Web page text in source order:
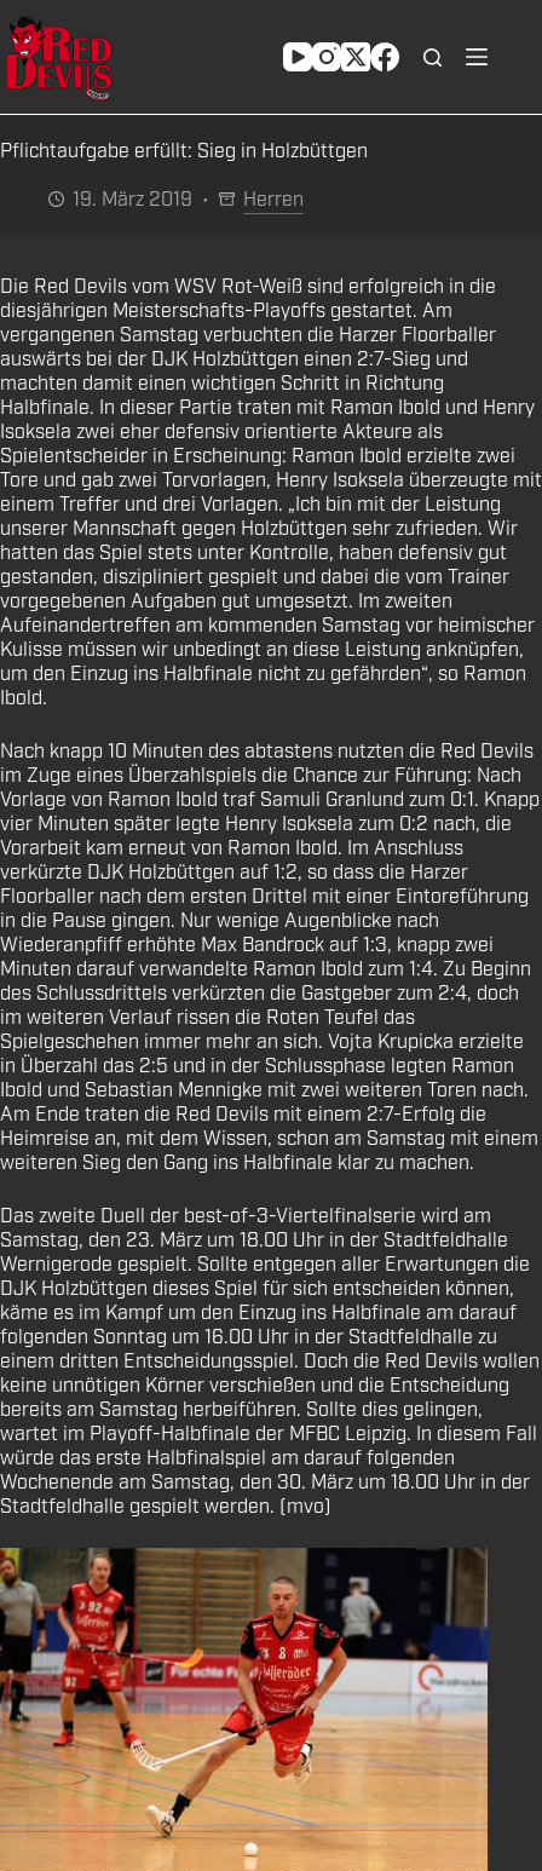
Zum
Inhalt
springen
Pflichtaufgabe erfüllt: Sieg in Holzbüttgen
19. März 2019
Herren
Die Red Devils vom WSV Rot-Weiß sind erfolgreich in die
diesjährigen Meisterschafts-Playoffs gestartet. Am
vergangenen Samstag verbuchten die Harzer Floorballer
auswärts bei der DJK Holzbüttgen einen 2:7-Sieg und
machten damit einen wichtigen Schritt in Richtung
Halbfinale. In dieser Partie traten mit Ramon Ibold und Henry
Isoksela zwei eher defensiv orientierte Akteure als
Spielentscheider in Erscheinung: Ramon Ibold erzielte zwei
Tore und gab zwei Torvorlagen, Henry Isoksela überzeugte mit
einem Treffer und drei Vorlagen. „Ich bin mit der Leistung
unserer Mannschaft gegen Holzbüttgen sehr zufrieden. Wir
hatten das Spiel stets unter Kontrolle, haben defensiv gut
gestanden, diszipliniert gespielt und dabei die vom Trainer
vorgegebenen Aufgaben gut umgesetzt. Im zweiten
Aufeinandertreffen am kommenden Samstag vor heimischer
Kulisse müssen wir unbedingt an diese Leistung anknüpfen,
um den Einzug ins Halbfinale nicht zu gefährden“, so Ramon
Ibold.
Nach knapp 10 Minuten des abtastens nutzten die Red Devils
im Zuge eines Überzahlspiels die Chance zur Führung: Nach
Vorlage von Ramon Ibold traf Samuli Granlund zum 0:1. Knapp
vier Minuten später legte Henry Isoksela zum 0:2 nach, die
Vorarbeit kam erneut von Ramon Ibold. Im Anschluss
verkürzte DJK Holzbüttgen auf 1:2, so dass die Harzer
Floorballer nach dem ersten Drittel mit einer Eintoreführung
in die Pause gingen. Nur wenige Augenblicke nach
Wiederanpfiff erhöhte Max Bandrock auf 1:3, knapp zwei
Minuten darauf verwandelte Ramon Ibold zum 1:4. Zu Beginn
des Schlussdrittels verkürzten die Gastgeber zum 2:4, doch
im weiteren Verlauf rissen die Roten Teufel das
Spielgeschehen immer mehr an sich. Vojta Krupicka erzielte
in Überzahl das 2:5 und in der Schlussphase legten Ramon
Ibold und Sebastian Mennigke mit zwei weiteren Toren nach.
Am Ende traten die Red Devils mit einem 2:7-Erfolg die
Heimreise an, mit dem Wissen, schon am Samstag mit einem
weiteren Sieg den Gang ins Halbfinale klar zu machen.
Das zweite Duell der best-of-3-Viertelfinalserie wird am
Samstag, den 23. März um 18.00 Uhr in der Stadtfeldhalle
Wernigerode gespielt. Sollte entgegen aller Erwartungen die
DJK Holzbüttgen dieses Spiel für sich entscheiden können,
käme es im Kampf um den Einzug ins Halbfinale am darauf
folgenden Sonntag um 16.00 Uhr in der Stadtfeldhalle zu
einem dritten Entscheidungsspiel. Doch die Red Devils wollen
keine unnötigen Körner verschießen und die Entscheidung
bereits am Samstag herbeiführen. Sollte dies gelingen,
wartet im Playoff-Halbfinale der MFBC Leipzig. In diesem Fall
würde das erste Halbfinalspiel am darauf folgenden
Wochenende am Samstag, den 30. März um 18.00 Uhr in der
Stadtfeldhalle gespielt werden. (mvo)